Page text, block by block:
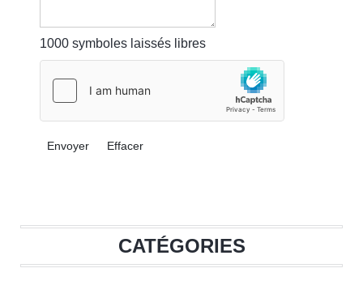
1000 symboles laissés libres
Envoyer Effacer
CATÉGORIES